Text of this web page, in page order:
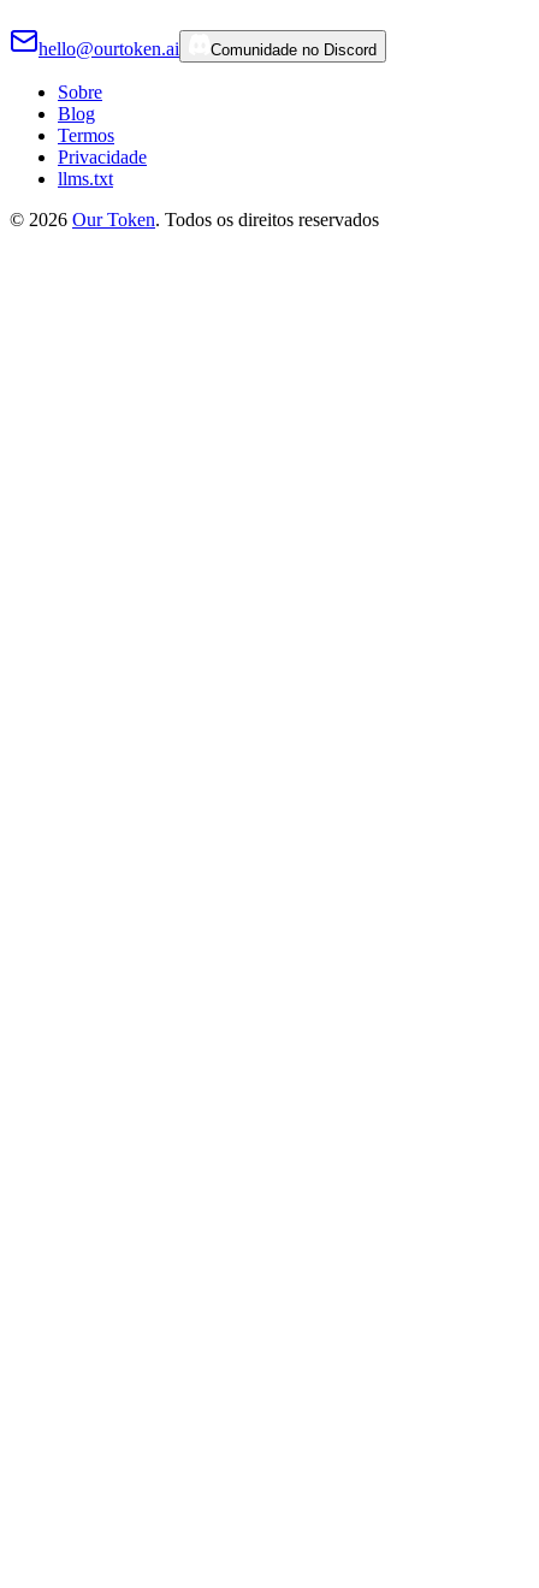
hello@ourtoken.ai Comunidade no Discord
Sobre
Blog
Termos
Privacidade
llms.txt
© 2026 Our Token. Todos os direitos reservados